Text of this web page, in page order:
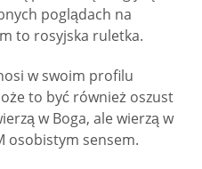
poglądach na
to rosyjska ruletka.
w swoim profilu
to być również oszust
w Boga, ale wierzą w
osobistym sensem.